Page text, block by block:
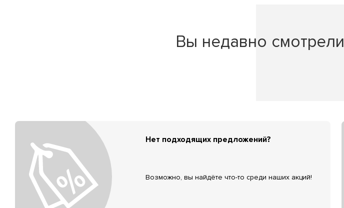
Вы недавно смотрели
Нет подходящих предложений?
Возможно, вы найдёте что-то среди наших акций!